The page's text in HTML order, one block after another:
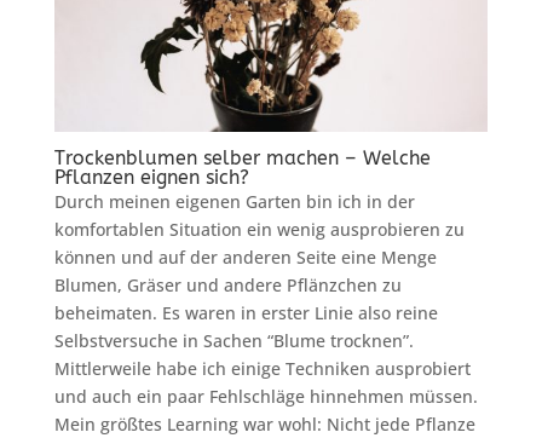
Trockenblumen selber machen – Welche
Pflanzen eignen sich?
Durch meinen eigenen Garten bin ich in der
komfortablen Situation ein wenig ausprobieren zu
können und auf der anderen Seite eine Menge
Blumen, Gräser und andere Pflänzchen zu
beheimaten. Es waren in erster Linie also reine
Selbstversuche in Sachen “Blume trocknen”.
Mittlerweile habe ich einige Techniken ausprobiert
und auch ein paar Fehlschläge hinnehmen müssen.
Mein größtes Learning war wohl: Nicht jede Pflanze